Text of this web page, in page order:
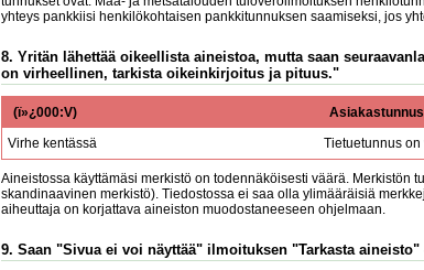
yhteys pankkiisi henkilökohtaisen pankkitunnuksen saamiseksi, jos
8. Yritän lähettää oikeellista aineistoa, mutta saan
on virheellinen, tarkista oikeinkirjoitus ja pituus."
(ï»¿000:V)
Asiakastunnus
Virhe kentässä
Tietuetunnus
Aineistossa käyttämäsi merkistö on todennäköisesti väärä. Merkistön
skandinaavinen merkistö). Tiedostossa ei saa olla ylimääräisiä
aiheuttaja on korjattava aineiston muodostaneeseen ohjelmaan.
9. Saan "Sivua ei voi näyttää" ilmoituksen "Tarkasta